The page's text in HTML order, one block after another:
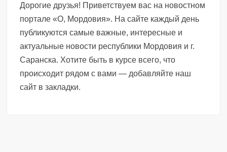
Дорогие друзья! Приветствуем вас на новостном
портале «О, Мордовия». На сайте каждый день
публикуются самые важные, интересные и
актуальные новости республики Мордовия и г.
Саранска. Хотите быть в курсе всего, что
происходит рядом с вами — добавляйте наш
сайт в закладки.